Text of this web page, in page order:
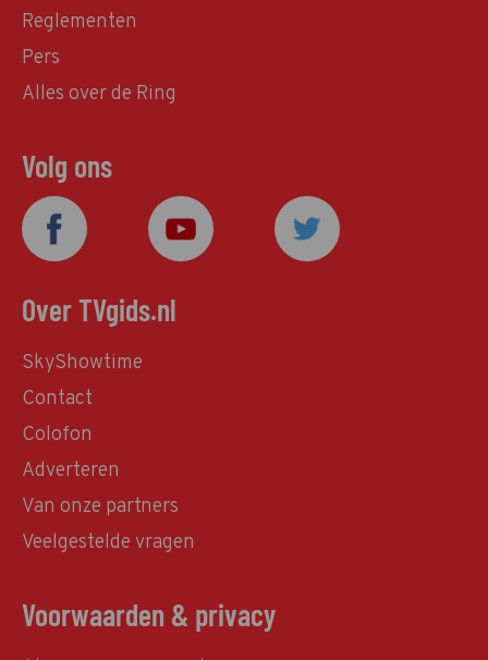
Reglementen
Pers
Alles over de Ring
Volg ons
Over TVgids.nl
SkyShowtime
Contact
Colofon
Adverteren
Van onze partners
Veelgestelde vragen
Voorwaarden & privacy